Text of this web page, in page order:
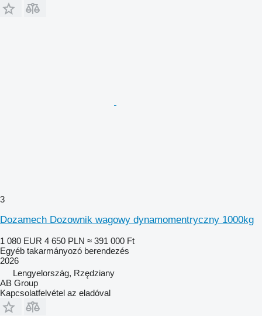
3
Dozamech Dozownik wagowy dynamomentryczny 1000kg
1 080 EUR 4 650 PLN ≈ 391 000 Ft
Egyéb takarmányozó berendezés
2026
Lengyelország, Rzędziany
AB Group
Kapcsolatfelvétel az eladóval